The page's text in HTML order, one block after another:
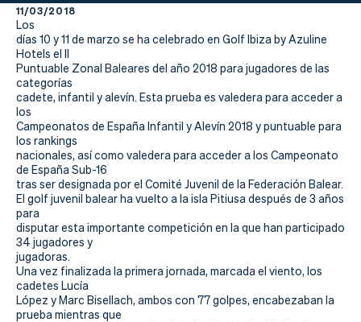
La
Federación
Federarse
Jugar
Aprender
Actualidad
Tienda
11/03/2018
Los
días 10 y 11 de marzo se ha celebrado en Golf Ibiza by Azuline
Hotels el II
Puntuable Zonal Baleares del año 2018 para jugadores de las
categorías
cadete, infantil y alevín. Esta prueba es valedera para acceder a
los
Campeonatos de España Infantil y Alevín 2018 y puntuable para
los rankings
nacionales, así como valedera para acceder a los Campeonato
de España Sub-16
tras ser designada por el Comité Juvenil de la Federación Balear.
El golf juvenil balear ha vuelto a la isla Pitiusa después de 3 años
para
disputar esta importante competición en la que han participado
34 jugadores y
jugadoras.
Una vez finalizada la primera jornada, marcada el viento, los
cadetes Lucía
López y Marc Bisellach, ambos con 77 golpes, encabezaban la
prueba mientras que